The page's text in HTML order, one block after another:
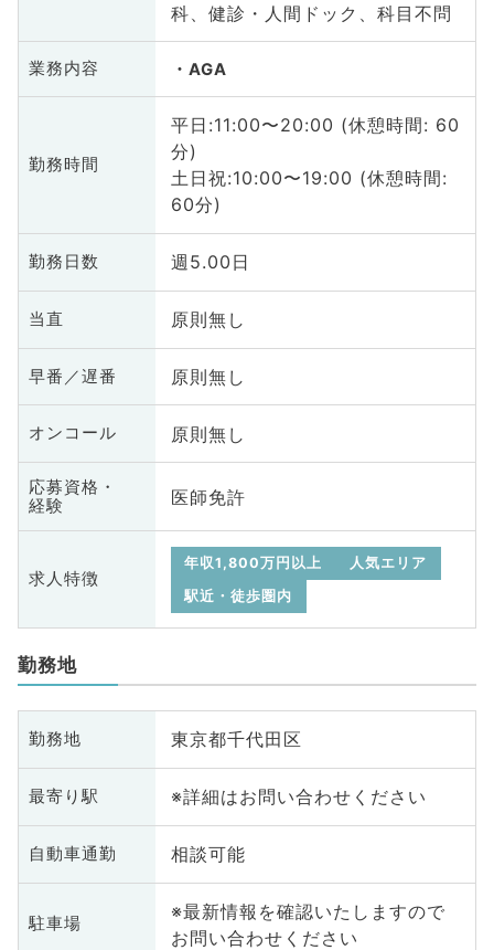
科、健診・人間ドック、科目不問
業務内容 AGA
勤務時間
平日:11:00〜20:00 (休憩時間: 60
分)
土日祝:10:00〜19:00 (休憩時間:
60分)
勤務日数 週5.00日
当直 原則無し
早番／遅番 原則無し
オンコール 原則無し
応募資格・
経験
医師免許
求人特徴
年収1,800万円以上
人気エリア
駅近・徒歩圏内
勤務地
勤務地 東京都千代田区
最寄り駅 ※詳細はお問い合わせください
自動車通勤 相談可能
駐車場
※最新情報を確認いたしますので
お問い合わせください